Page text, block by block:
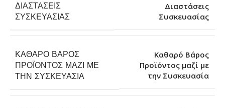
ΔΙΑΣΤΆΣΕΙΣ
ΣΥΣΚΕΥΑΣΊΑΣ
Διαστάσεις
Συσκευασίας
ΚΑΘΑΡΌ ΒΆΡΟΣ
ΠΡΟΪΌΝΤΟΣ ΜΑΖΊ ΜΕ
ΤΗΝ ΣΥΣΚΕΥΑΣΊΑ
Καθαρό Βάρος
Προϊόντος μαζί με
την Συσκευασία